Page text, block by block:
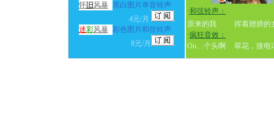
怀旧 风暴
黑白图片单音铃声
4元/月
迷彩风暴 彩色图片和弦铃声
8元/月
·和弦铃声：
原来的我
挥着翅膀的
·疯狂音效：
On…个头啊
翠花，接